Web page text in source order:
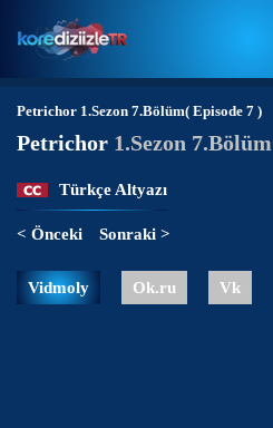
Petrichor 1.Sezon 7.Bölüm( Episode 7 )
Petrichor 1.Sezon 7.Bölüm
Türkçe Altyazı
< Önceki Sonraki >
Vidmoly Ok.ru Vk